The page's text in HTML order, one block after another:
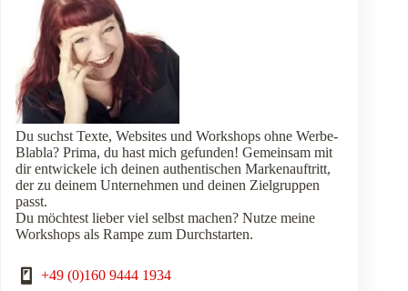
Du suchst Texte, Websites und Workshops ohne Werbe-
Blabla? Prima, du hast mich gefunden! Gemeinsam mit
dir entwickele ich deinen authentischen Markenauftritt,
der zu deinem Unternehmen und deinen Zielgruppen
passt.
Du möchtest lieber viel selbst machen? Nutze meine
Workshops als Rampe zum Durchstarten.
+49 (0)160 9444 1934